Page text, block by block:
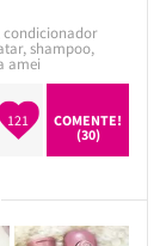
condicionador
,shampoo,
amei
121
COMENTE!
(30)